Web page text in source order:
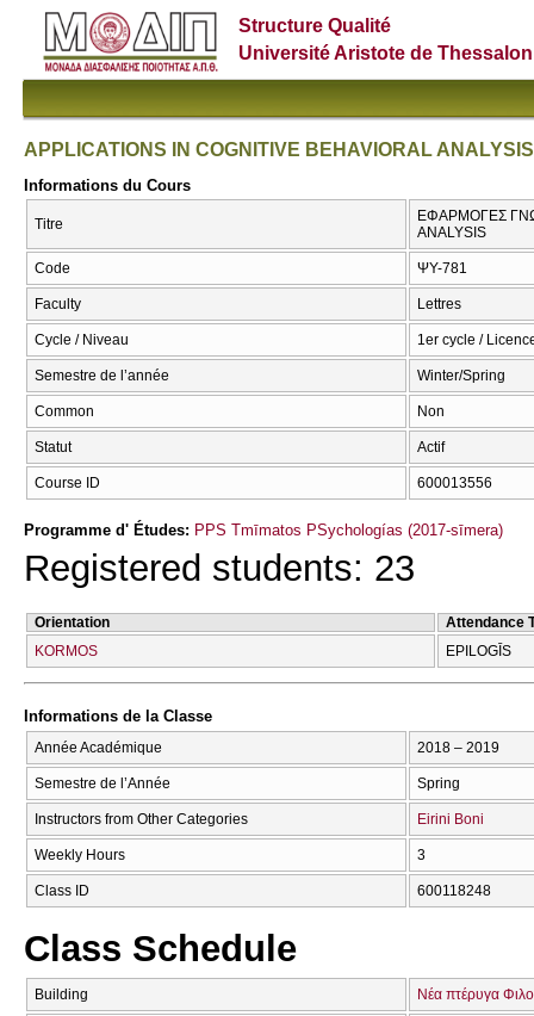
Structure Qualité
Université Aristote de
APPLICATIONS IN COGNITIVE BEHAVIORAL ANALYSIS
Informations du Cours
Titre
ΕΦΑΡΜΟΓΕΣ
ANALYSIS
Code ΨΥ-781
Faculty Lettres
Cycle / Niveau 1er cycle /
Semestre de l’année Winter/Spring
Common Non
Statut Actif
Course ID 600013556
Programme d' Études: PPS Tmīmatos PSychologías (2017-sīmera)
Registered students: 23
Orientation
Attendance
KORMOS
EPILOGĪS
Informations de la Classe
Année Académique 2018 – 2019
Semestre de l’Année Spring
Instructors from Other Categories Eirini Boni
Weekly Hours 3
Class ID 600118248
Class Schedule
Building Νέα πτέρυγα